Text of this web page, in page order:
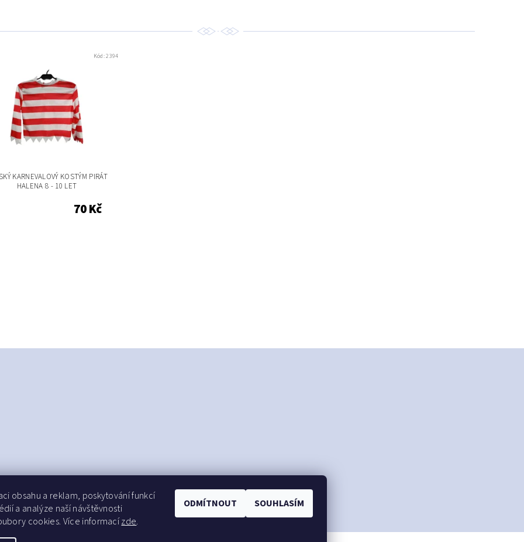
Kód:2394
KARNEVALOVÝ KOSTÝM PIRÁT
HALENA 8 - 10 LET
70 Kč
obsahu a reklam, poskytování funkcí
a analýze naší návštěvnosti
cookies. Více informacízde.
ODMÍTNOUT SOUHLASÍM